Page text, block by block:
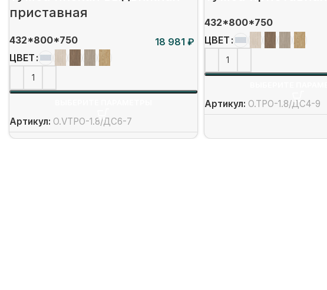
приставная
432*800*750
₽
ЦВЕТ
Артикул: O.VTPO-1.8/ДС6-7
432*800*750
ЦВЕТ
Артикул: O.TPO-1.8/ДС4-9